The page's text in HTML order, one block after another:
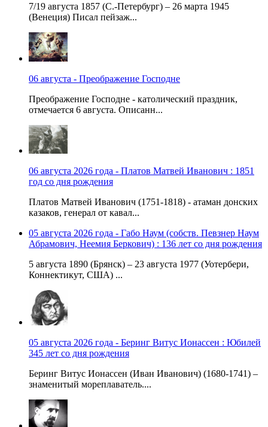
7/19 августа 1857 (С.-Петербург) – 26 марта 1945
(Венеция) Писал пейзаж...
06 августа - Преображение Господне
Преображение Господне - католический праздник,
отмечается 6 августа. Описанн...
06 августа 2026 года - Платов Матвей Иванович : 1851
год со дня рождения
Платов Матвей Иванович (1751-1818) - атаман донских
казаков, генерал от кавал...
05 августа 2026 года - Габо Наум (собств. Певзнер Наум
Абрамович, Неемия Беркович) : 136 лет со дня рождения
5 августа 1890 (Брянск) – 23 августа 1977 (Уотербери,
Коннектикут, США) ...
05 августа 2026 года - Беринг Витус Ионассен : Юбилей
345 лет со дня рождения
Беринг Витус Ионассен (Иван Иванович) (1680-1741) –
знаменитый мореплаватель....